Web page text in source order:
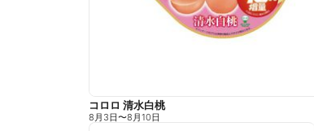
コロロ 清水白桃
8月3日〜8月10日